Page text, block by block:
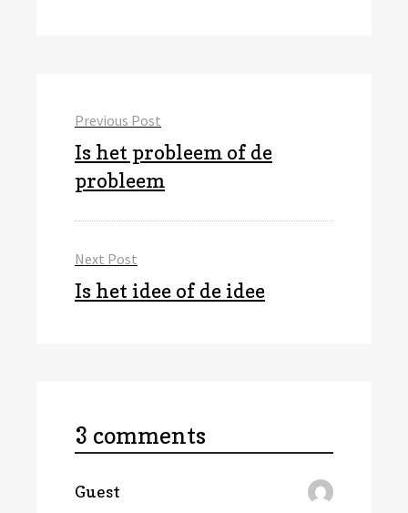
navigatie
Previous Post
Previous
post:
Is het probleem of de
probleem
Next Post
Next
Is het idee of de idee
3 comments
Guest